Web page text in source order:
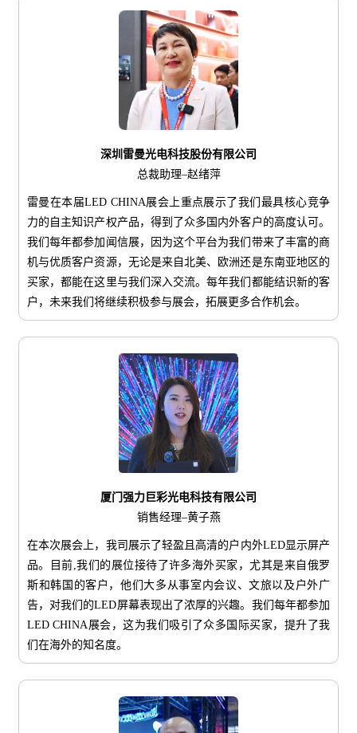
深圳雷曼光电科技股份有限公司
总裁助理–赵绪萍
雷曼在本届LED CHINA展会上重点展示了我们最具核心竞争
力的自主知识产权产品，得到了众多国内外客户的高度认可。
我们每年都参加闻信展，因为这个平台为我们带来了丰富的商
机与优质客户资源，无论是来自北美、欧洲还是东南亚地区的
买家，都能在这里与我们深入交流。每年我们都能结识新的客
户，未来我们将继续积极参与展会，拓展更多合作机会。
厦门强力巨彩光电科技有限公司
销售经理–黄子燕
在本次展会上，我司展示了轻盈且高清的户内外LED显示屏产
品。目前,我们的展位接待了许多海外买家，尤其是来自俄罗
斯和韩国的客户，他们大多从事室内会议、文旅以及户外广
告，对我们的LED屏幕表现出了浓厚的兴趣。我们每年都参加
LED CHINA展会，这为我们吸引了众多国际买家，提升了我
们在海外的知名度。